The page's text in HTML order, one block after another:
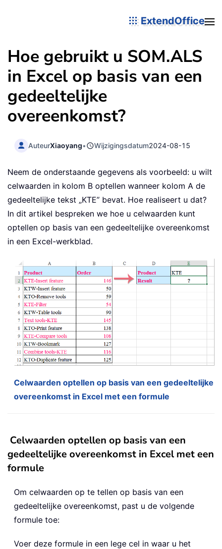
ExtendOffice
Hoe gebruikt u SOM.ALS
in Excel op basis van een
gedeeltelijke
overeenkomst?
AuteurXiaoyang• Wijzigingsdatum2024-08-15
Neem de onderstaande gegevens als voorbeeld: u wilt
celwaarden in kolom B optellen wanneer kolom A de
gedeeltelijke tekst „KTE” bevat. Hoe realiseert u dat?
In dit artikel bespreken we hoe u celwaarden kunt
optellen op basis van een gedeeltelijke overeenkomst
in een Excel-werkblad.
Celwaarden optellen op basis van een gedeeltelijke
overeenkomst in Excel met een formule
Celwaarden optellen op basis van een
gedeeltelijke overeenkomst in Excel met een
formule
Om celwaarden op te tellen op basis van een
gedeeltelijke overeenkomst, past u de volgende
formule toe:
Voer deze formule in een lege cel in waar u het